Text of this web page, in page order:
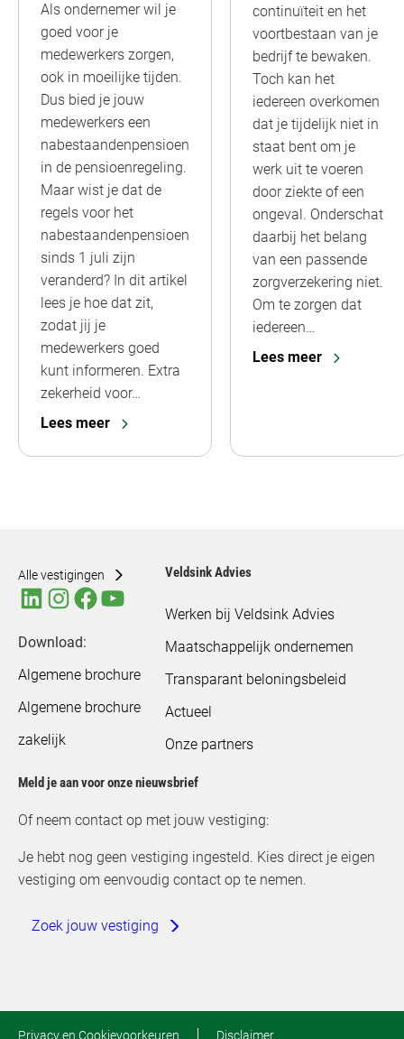
Als ondernemer wil je
goed voor je
medewerkers zorgen,
ook in moeilijke tijden.
Dus bied je jouw
medewerkers een
nabestaandenpensioen
in de pensioenregeling.
Maar wist je dat de
regels voor het
nabestaandenpensioen
sinds 1 juli zijn
veranderd? In dit artikel
lees je hoe dat zit,
zodat jij je
medewerkers goed
kunt informeren. Extra
zekerheid voor…
Lees meer
continuïteit en het
voortbestaan van je
bedrijf te bewaken.
Toch kan het
iedereen overkomen
dat je tijdelijk niet in
staat bent om je
werk uit te voeren
door ziekte of een
ongeval. Onderschat
daarbij het belang
van een passende
zorgverzekering niet.
Om te zorgen dat
iedereen…
Lees meer
Alle vestigingen
Download:
Algemene brochure
Algemene brochure
zakelijk
Veldsink Advies
Werken bij Veldsink Advies
Maatschappelijk ondernemen
Transparant beloningsbeleid
Actueel
Onze partners
Meld je aan voor onze nieuwsbrief
Of neem contact op met jouw vestiging:
Je hebt nog geen vestiging ingesteld. Kies direct je eigen
vestiging om eenvoudig contact op te nemen.
Zoek jouw vestiging
Privacy en Cookievoorkeuren Disclaimer